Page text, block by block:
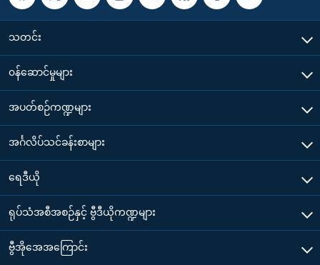
သတင်း
၀န်ဆောင်မှုများ
အပတ်စဉ်ကဏ္ဍများ
အင်္ဂလိပ်သင်ခန်းစာများ
ရေဒီယို
ရုပ်သံအစီအစဉ်နှင့် ဗွီဒီယိုကဏ္ဍများ
ဗွီအိုအေအကြောင်း